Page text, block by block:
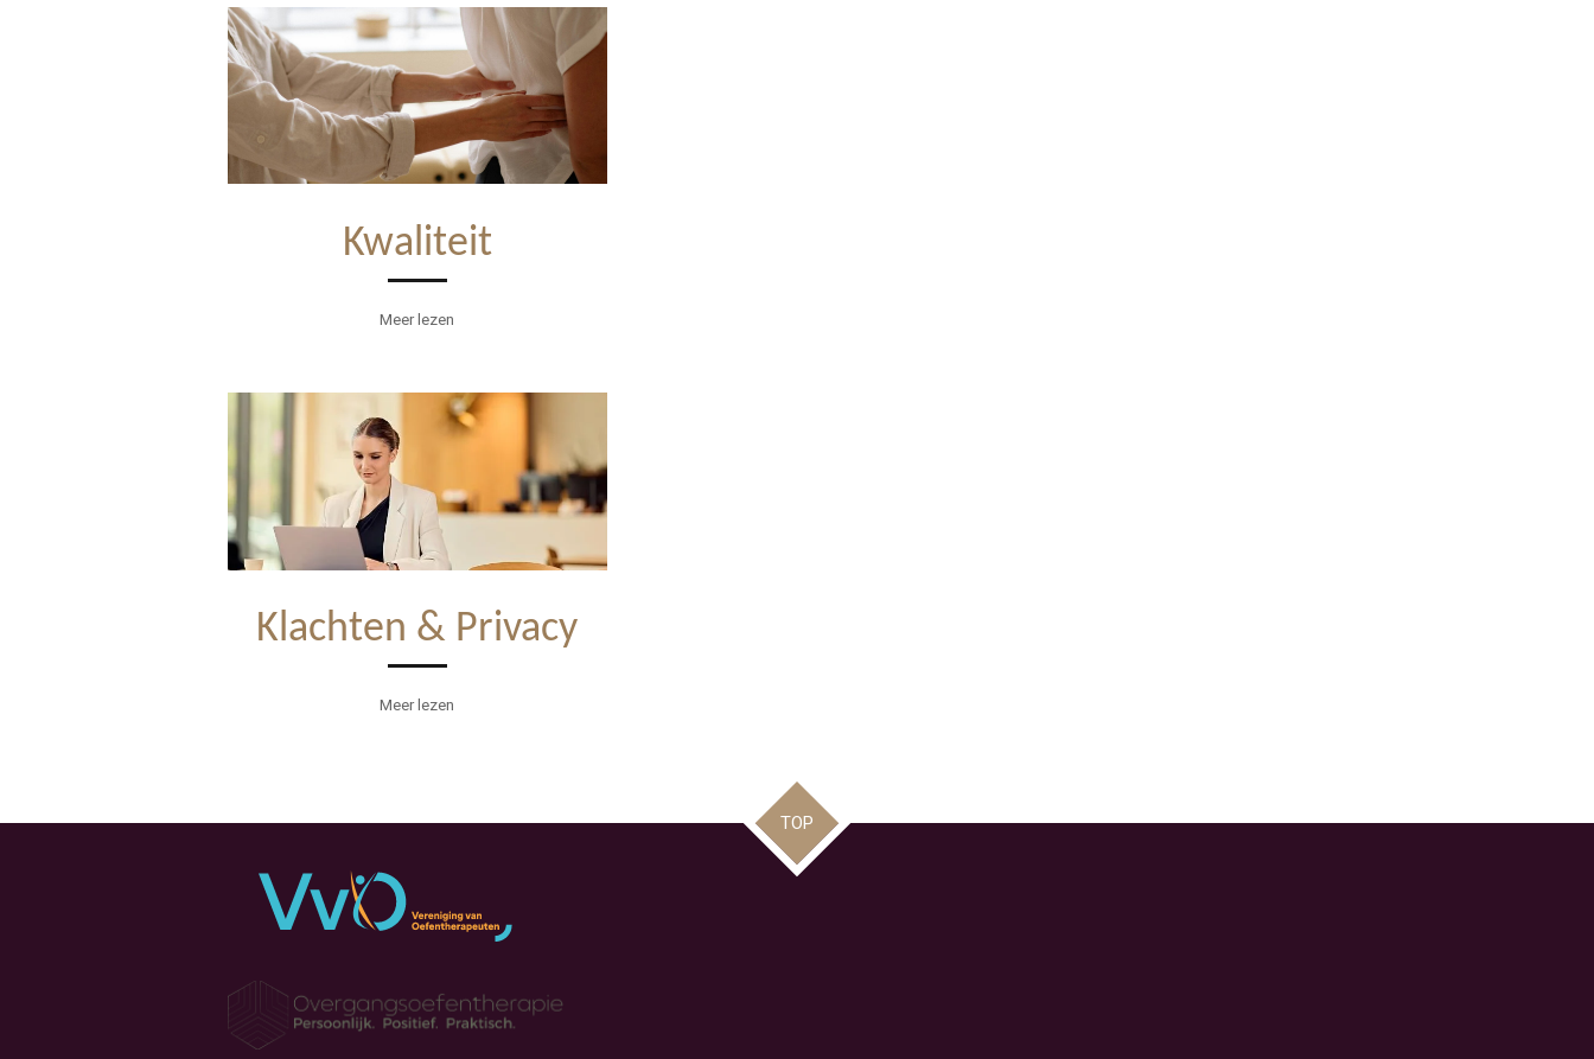
Kwaliteit
Meer lezen
Klachten & Privacy
Meer lezen
TOP